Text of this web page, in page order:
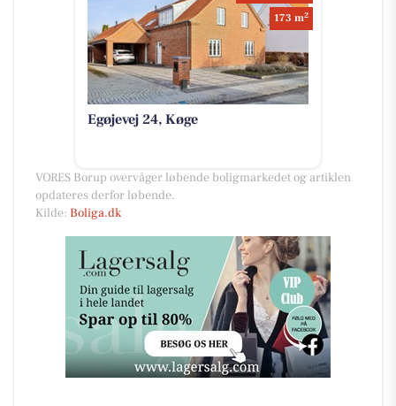
173 m2
Egøjevej 24, Køge
VORES Borup overvåger løbende boligmarkedet og artiklen
opdateres derfor løbende.
Kilde: Boliga.dk